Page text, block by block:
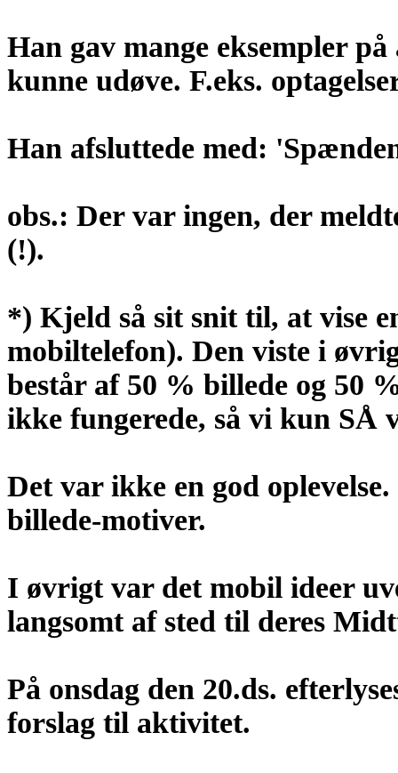
Han gav mange eksempler
kunne udøve. F.eks.
Han afsluttede med:
obs.: Der var ingen, der
(!).
*) Kjeld så sit snit til, at vise
mobiltelefon). Den viste i
består af 50 % billede og 50
ikke fungerede, så vi kun SÅ
Det var ikke en god
billede-motiver.
I øvrigt var det mobil ideer
langsomt af sted til deres
På onsdag den 20.ds.
forslag til aktivitet.